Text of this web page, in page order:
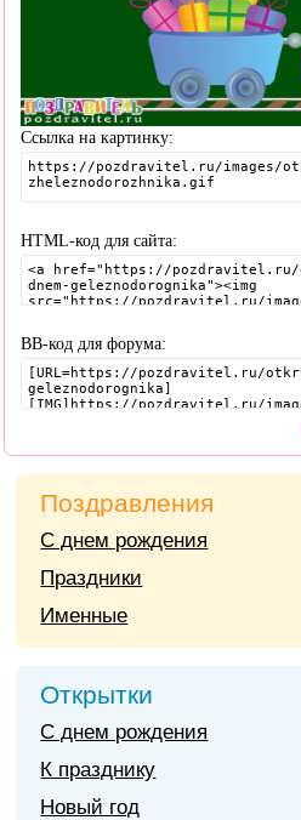
Ссылка на картинку:
HTML-код для сайта:
BB-код для форума:
Поздравления
С днем рождения
Праздники
Именные
Открытки
С днем рождения
К празднику
Новый год